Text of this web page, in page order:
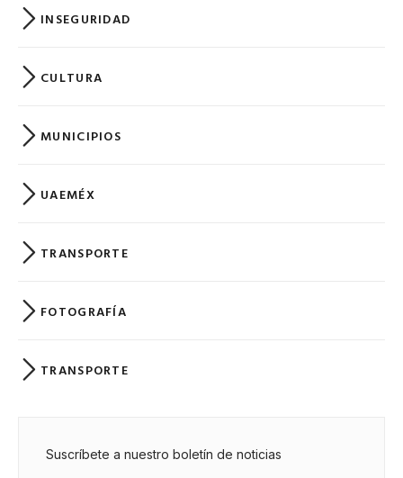
INSEGURIDAD
CULTURA
MUNICIPIOS
UAEMÉX
TRANSPORTE
FOTOGRAFÍA
TRANSPORTE
Suscríbete a nuestro boletín de noticias